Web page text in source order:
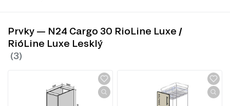
Prvky — N24 Cargo 30 RioLine Luxe /
RióLine Luxe Lesklý